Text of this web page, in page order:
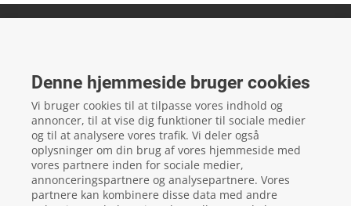
Denne hjemmeside bruger cookies
Vi bruger cookies til at tilpasse vores indhold og
annoncer, til at vise dig funktioner til sociale medier
og til at analysere vores trafik. Vi deler også
oplysninger om din brug af vores hjemmeside med
vores partnere inden for sociale medier,
annonceringspartnere og analysepartnere. Vores
partnere kan kombinere disse data med andre
Gelstedvej 22
5560 Aarup
CVR: 16817244
local_phoneKontakt os her